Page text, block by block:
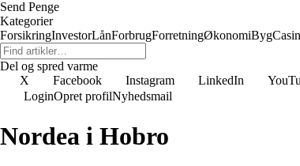
Send Penge
Kategorier
ForsikringInvestorLånForbrugForretningØkonomiByg
Del og spred varme
X
Facebook Instagram LinkedIn
LoginOpret profilNyhedsmail
Nordea i Hobro